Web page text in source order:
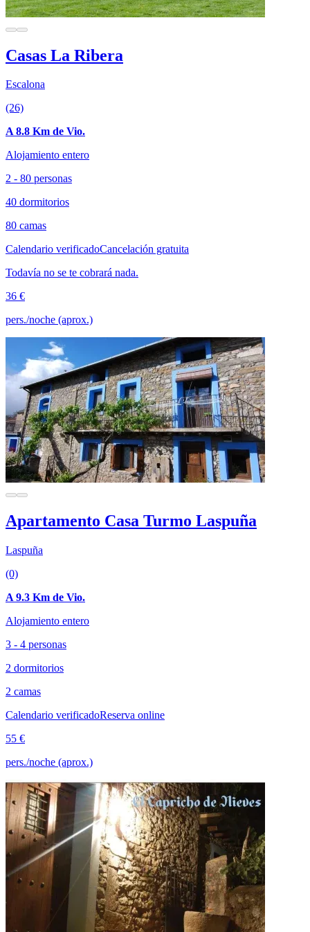
Casas La Ribera
Escalona
(26)
A 8.8 Km de Vio.
Alojamiento entero
2 - 80 personas
40 dormitorios
80 camas
Calendario verificadoCancelación gratuita
Todavía no se te cobrará nada.
36 €
pers./noche (aprox.)
Apartamento Casa Turmo Laspuña
Laspuña
(0)
A 9.3 Km de Vio.
Alojamiento entero
3 - 4 personas
2 dormitorios
2 camas
Calendario verificadoReserva online
55 €
pers./noche (aprox.)